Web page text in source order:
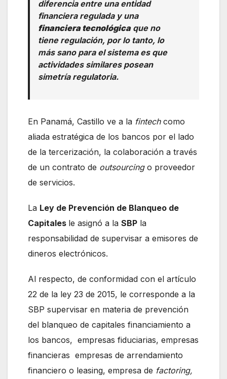
diferencia entre una entidad
financiera regulada y una
financiera tecnológicaque no
tiene regulación, por lo tanto, lo
más sano para el sistema es que
actividades similares posean
simetría regulatoria.
En Panamá, Castillo ve a la fintechcomo
aliada estratégica de los bancos por el lado
de la tercerización, la colaboración a través
de un contrato de outsourcing o proveedor
de servicios.
La Ley de Prevención de Blanqueo de
Capitales le asignó a la SBP la
responsabilidad de supervisar a emisores de
dineros electrónicos.
Al respecto, de conformidad con el artículo
22 de la ley 23 de 2015, le corresponde a la
SBP supervisar en materia de prevención
del blanqueo de capitales financiamiento a
los bancos, empresas fiduciarias, empresas
financieras empresas de arrendamiento
financiero o leasing, empresa de factoring,